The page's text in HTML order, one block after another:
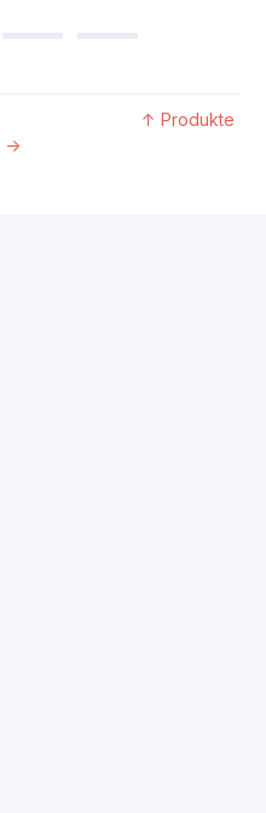
↑ Produkte
→